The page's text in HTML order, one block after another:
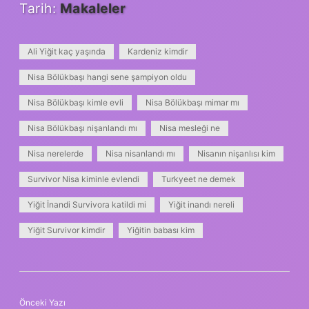
Tarih: Makaleler
Ali Yiğit kaç yaşında Kardeniz kimdir
Nisa Bölükbaşı hangi sene şampiyon oldu
Nisa Bölükbaşı kimle evli Nisa Bölükbaşı mimar mı
Nisa Bölükbaşı nişanlandı mı Nisa mesleği ne
Nisa nerelerde Nisa nisanlandı mı Nisanın nişanlısı kim
Survivor Nisa kiminle evlendi Turkyeet ne demek
Yiğit İnandi Survivora katildi mi Yiğit inandı nereli
Yiğit Survivor kimdir Yiğitin babası kim
Önceki Yazı